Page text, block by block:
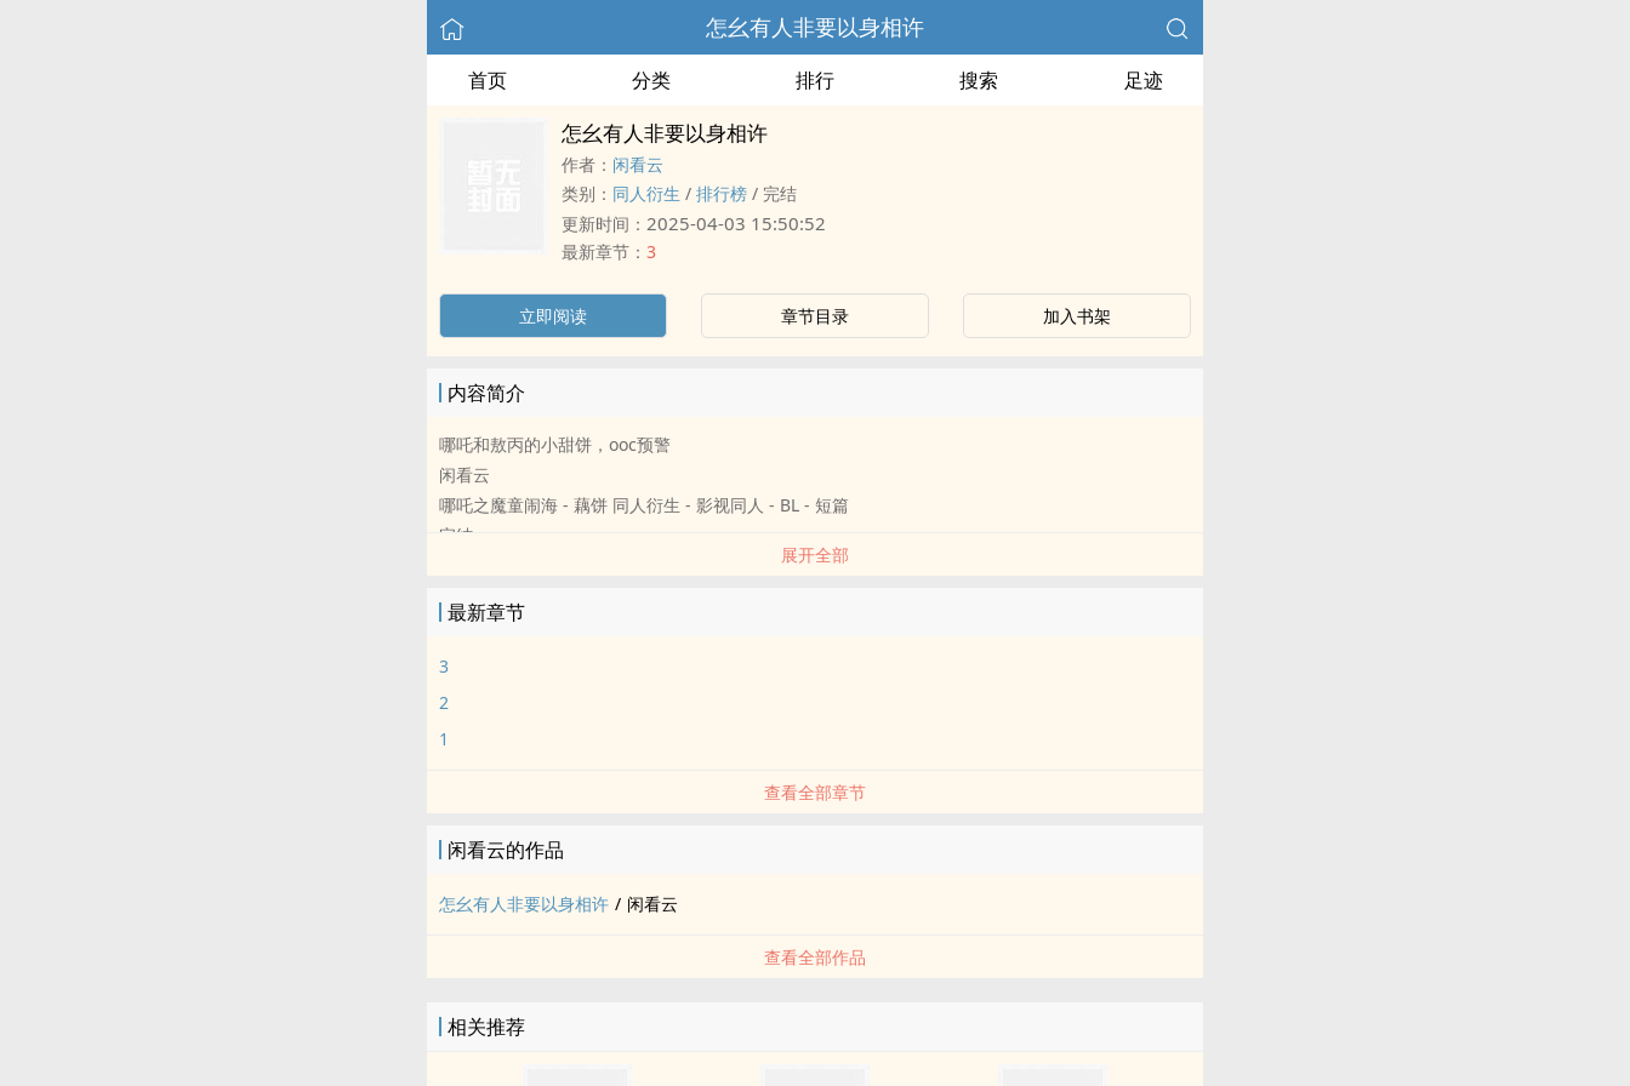
怎幺有人非要以身相许
首页 分类 排行 搜索 足迹
怎幺有人非要以身相许
作者： 闲看云
类别： ‎‌‍同‎‍‌人‍‎衍生 / 排行榜 / 完结
更新时间： 2025-04-03 15:50:52
最新章节： 3
立即阅读 章节目录 加入书架
内容简介
哪吒和敖丙的小甜饼，ooc预警
闲看云
哪吒之魔童闹海 - 藕饼 ‎‌‍同‎‍‌人‍‎衍生 - 影视‎‌‍同‎‍‌人‍‎ - BL - 短篇
完结
展开全部
最新章节
3
2
1
查看全部章节
闲看云的作品
怎幺有人非要以身相许 / 闲看云
查看全部作品
相关推荐